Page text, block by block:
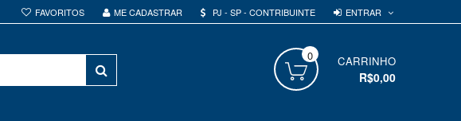
FAVORITOS ME CADASTRAR PJ - SP - CONTRIBUINTE ENTRAR
CARRINHO
0
R$0,00